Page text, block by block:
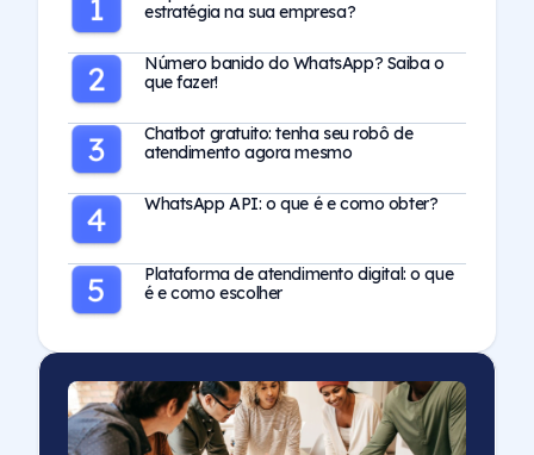
estratégia na sua empresa?
Número banido do WhatsApp? Saiba o
que fazer!
Chatbot gratuito: tenha seu robô de
atendimento agora mesmo
WhatsApp API: o que é e como obter?
Plataforma de atendimento digital: o que
é e como escolher